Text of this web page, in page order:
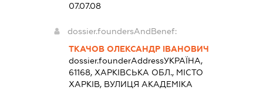
07.07.08
dossier.foundersAndBenef:
ТКАЧОВ ОЛЕКСАНДР ІВАНОВИЧ
dossier.founderAddressУКРАЇНА,
61168, ХАРКІВСЬКА ОБЛ., МІСТО
ХАРКІВ, ВУЛИЦЯ АКАДЕМІКА